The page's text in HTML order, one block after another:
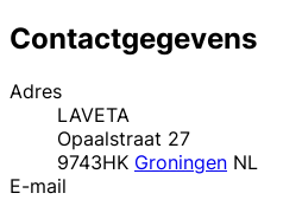
Contactgegevens
Adres
LAVETA
Opaalstraat 27
9743HK Groningen NL
E-mail